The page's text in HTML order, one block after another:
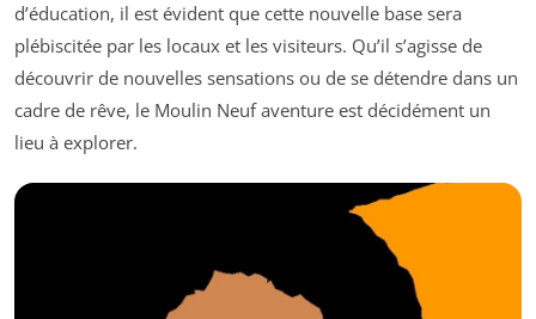
d’éducation, il est évident que cette nouvelle base sera
plébiscitée par les locaux et les visiteurs. Qu’il s’agisse de
découvrir de nouvelles sensations ou de se détendre dans un
cadre de rêve, le Moulin Neuf aventure est décidément un
lieu à explorer.